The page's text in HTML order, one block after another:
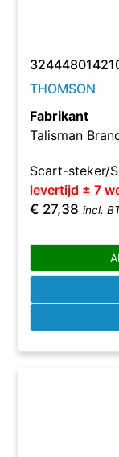
THOMSON
Fabrikant
Talisman
Scart-steker/
levertijd ± 7
€ 27,38 incl.